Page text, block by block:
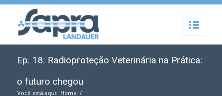
Ep. 18: Radioproteção Veterinária na Prática:
o futuro chegou
Você está aqui: Home /